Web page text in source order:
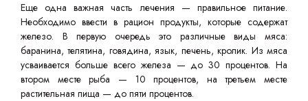
Еще одна важная часть лечения — правильное питание.
Необходимо ввести в рацион продукты, которые содержат
железо. В первую очередь это различные виды мяса:
баранина, телятина, говядина, язык, печень, кролик. Из мяса
усваивается больше всего железа — до 30 процентов. На
втором месте рыба — 10 процентов, на третьем месте
растительная пища — до пяти процентов.